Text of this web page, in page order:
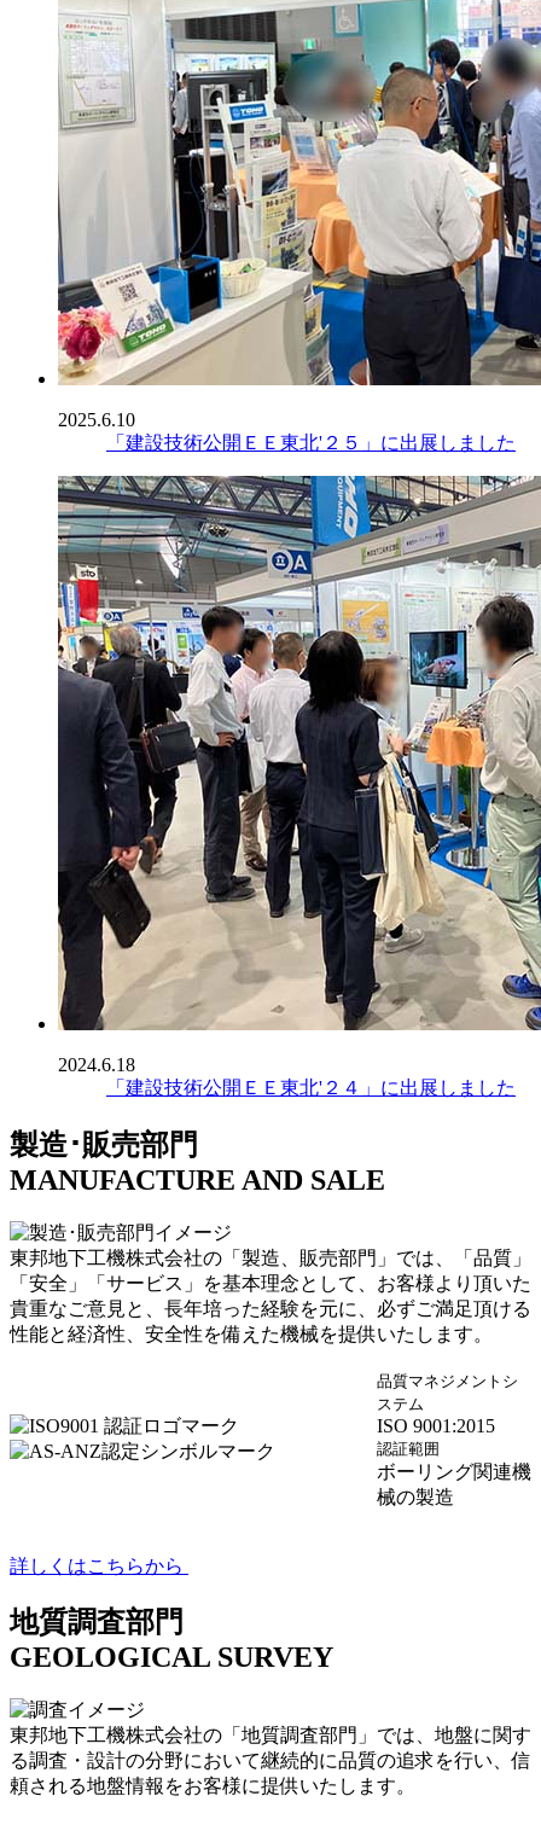
2025.6.10
「建設技術公開ＥＥ東北'２５」に出展しました
2024.6.18
「建設技術公開ＥＥ東北'２４」に出展しました
製造･販売部門
MANUFACTURE AND SALE
東邦地下工機株式会社の「製造、販売部門」では、「品質」
「安全」「サービス」を基本理念として、お客様より頂いた
貴重なご意見と、長年培った経験を元に、必ずご満足頂ける
性能と経済性、安全性を備えた機械を提供いたします。
品質マネジメントシ
ステム
ISO 9001:2015
認証範囲
ボーリング関連機
械の製造
詳しくはこちらから
地質調査部門
GEOLOGICAL SURVEY
東邦地下工機株式会社の「地質調査部門」では、地盤に関す
る調査・設計の分野において継続的に品質の追求を行い、信
頼される地盤情報をお客様に提供いたします。